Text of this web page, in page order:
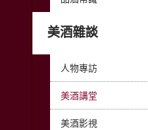
美酒雜談
人物專訪
美酒講堂
美酒影視